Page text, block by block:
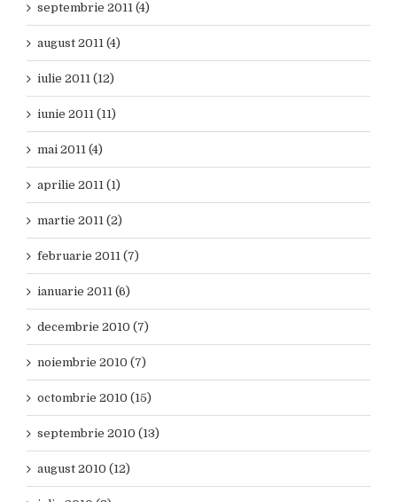
septembrie 2011 (4)
august 2011 (4)
iulie 2011 (12)
iunie 2011 (11)
mai 2011 (4)
aprilie 2011 (1)
martie 2011 (2)
februarie 2011 (7)
ianuarie 2011 (6)
decembrie 2010 (7)
noiembrie 2010 (7)
octombrie 2010 (15)
septembrie 2010 (13)
august 2010 (12)